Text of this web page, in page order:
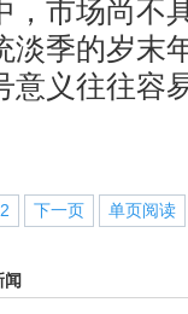
，市场尚不
淡季的岁末
意义往往容
2 下一页 单页阅读
闻